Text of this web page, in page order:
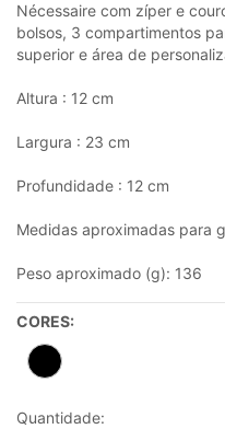
Nécessaire com zíper e
bolsos, 3 compartimentos
superior e área de
Altura : 12 cm
Largura : 23 cm
Profundidade : 12 cm
Medidas aproximadas para
Peso aproximado (g): 136
CORES:
Quantidade: